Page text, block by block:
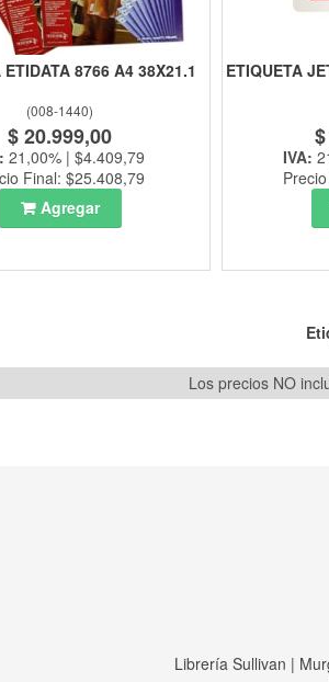
ETIDATA 8766 A4 38X21.1
(008-1440)
$ 20.999,00
21,00% | $4.409,79
Final: $25.408,79
Agregar
ETIQUETA
IVA:
Los precios NO
Librería Sullivan |